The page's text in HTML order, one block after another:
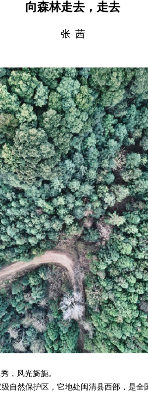
向森林走去，走去
张 茜
，风光旖旎。
自然保护区，它地处闽清县西部，是全